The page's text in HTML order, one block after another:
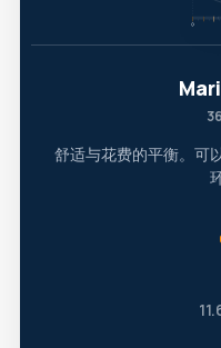
舒适与花费的平衡。可